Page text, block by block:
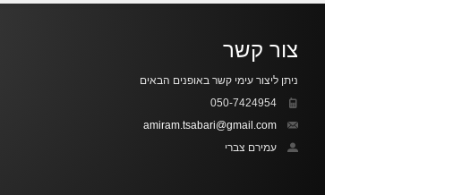
צור קשר
ניתן ליצור עימי קשר באופנים הבאים
050-7424954
amiram.tsabari@gmail.com
עמירם צברי